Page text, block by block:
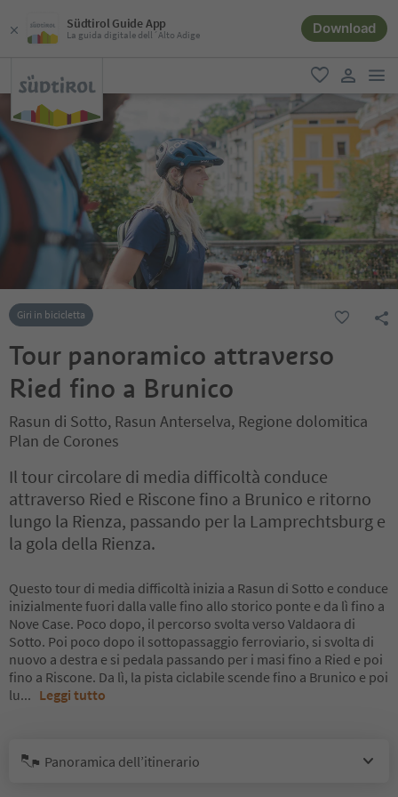
Südtirol Guide App
La guida digitale dell´Alto Adige Download
favoriti
user link
Giri in bicicletta
Tour panoramico attraverso
Ried fino a Brunico
Rasun di Sotto, Rasun Anterselva, Regione dolomitica
Plan de Corones
Il tour circolare di media difficoltà conduce
attraverso Ried e Riscone fino a Brunico e ritorno
lungo la Rienza, passando per la Lamprechtsburg e
la gola della Rienza.
Questo tour di media difficoltà inizia a Rasun di Sotto e conduce
inizialmente fuori dalla valle fino allo storico ponte e da lì fino a
Nove Case. Poco dopo, il percorso svolta verso Valdaora di
Sotto. Poi poco dopo il sottopassaggio ferroviario, si svolta di
nuovo a destra e si pedala passando per i masi fino a Ried e poi
fino a Riscone. Da lì, la pista ciclabile scende fino a Brunico e poi
lu... Leggi tutto
Panoramica dell’itinerario